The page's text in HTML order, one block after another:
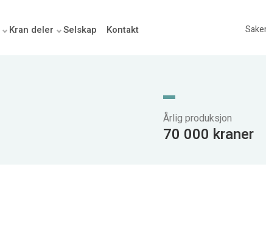
Kran deler Selskap Kontakt
Årlig produksjon
70 000 kraner